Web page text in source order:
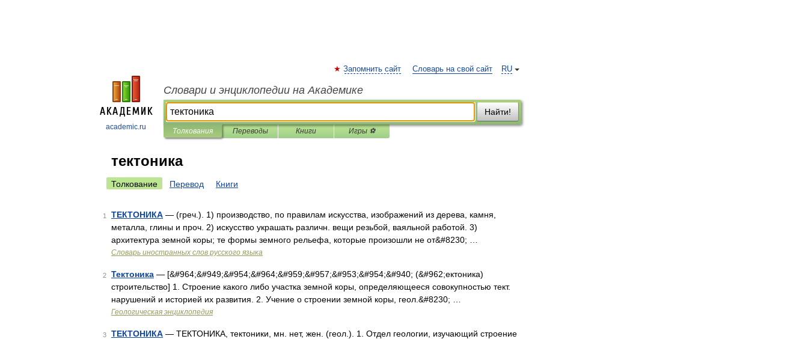
academic.ru
RU
Запомнить сайт Словарь на свой сайт
Словари и энциклопедии на Академике
Найти!
Толкования Переводы Книги Игры ⚽
тектоника
Толкование Перевод Книги
1 ТЕКТОНИКА — (греч.). 1) производство, по правилам искусства, изображений из дерева, камня,
металла, глины и проч. 2) искусство украшать различн. вещи резьбой, ваяльной работой. 3)
архитектура земной коры; те формы земного рельефа, которые произошли не от&#8230; …
Словарь иностранных слов русского языка
2 Тектоника — [&#964;&#949;&#954;&#964;&#959;&#957;&#953;&#954;&#940; (&#962;ектоника)
строительство] 1. Строение какого либо участка земной коры, определяющееся совокупностью тект.
нарушений и историей их развития. 2. Учение о строении земной коры, геол.&#8230; …
Геологическая энциклопедия
3 ТЕКТОНИКА — ТЕКТОНИКА, тектоники, мн. нет, жен. (геол.). 1. Отдел геологии, изучающий строение